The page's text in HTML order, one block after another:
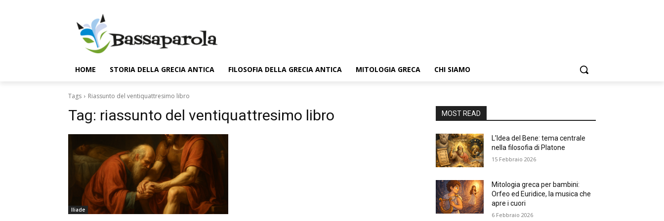
HOME STORIA DELLA GRECIA ANTICA FILOSOFIA DELLA GRECIA ANTICA MITOLOGIA GRECA CHI SIAMO
Tags Riassunto del ventiquattresimo libro
Tag: riassunto del ventiquattresimo libro
Iliade
MOST READ
L’Idea del Bene: tema centrale
nella filosofia di Platone
15 Febbraio 2026
Mitologia greca per bambini:
Orfeo ed Euridice, la musica che
apre i cuori
6 Febbraio 2026